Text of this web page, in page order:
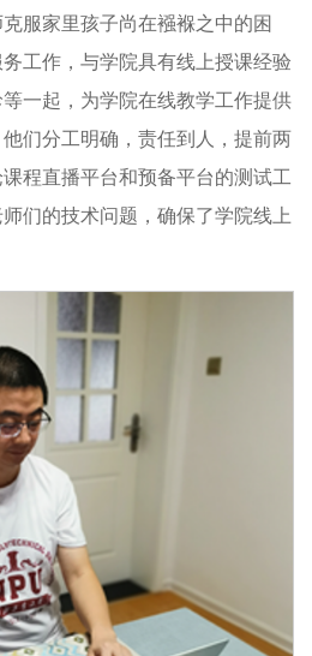
服家里孩子尚在襁褓之中的困
工作，与学院具有线上授课经验
一起，为学院在线教学工作提供
们分工明确，责任到人，提前两
程直播平台和预备平台的测试工
们的技术问题，确保了学院线上